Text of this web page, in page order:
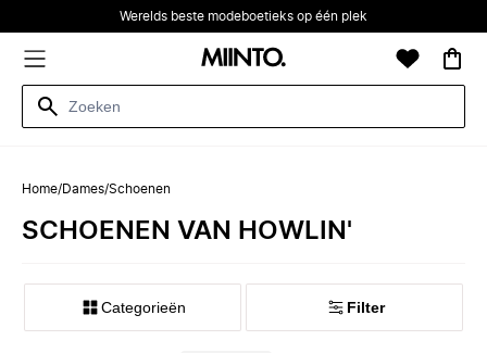
Werelds beste modeboetieks op één plek
Home/Dames/Schoenen
SCHOENEN VAN HOWLIN'
Categorieën Filter